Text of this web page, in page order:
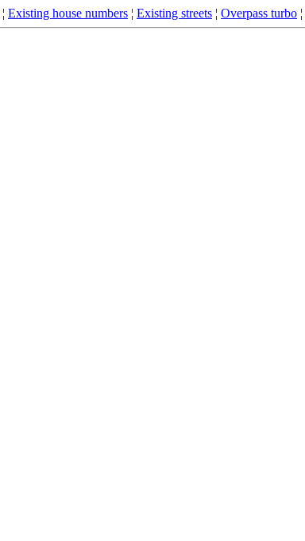
¦ Existing house numbers ¦ Existing streets ¦ Overpass turbo ¦